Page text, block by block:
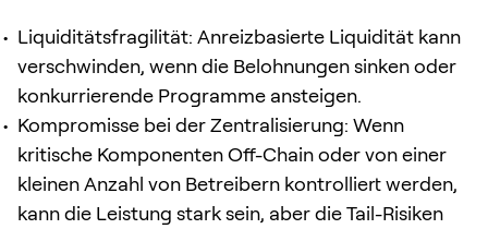
Liquiditätsfragilität: Anreizbasierte Liquidität kann
verschwinden, wenn die Belohnungen sinken oder
konkurrierende Programme ansteigen.
Kompromisse bei der Zentralisierung: Wenn
kritische Komponenten Off-Chain oder von einer
kleinen Anzahl von Betreibern kontrolliert werden,
kann die Leistung stark sein, aber die Tail-Risiken